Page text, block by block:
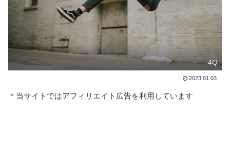
4Q
2023.01.03
＊当サイトではアフィリエイト広告を利用しています